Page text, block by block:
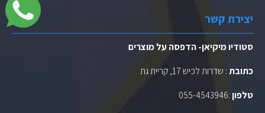
יצירת קשר
סטודיו מיקיאן- הדפסה על מוצרים
כתובת: שדרות לכיש 17, קריית גת
טלפון:
055-4543946